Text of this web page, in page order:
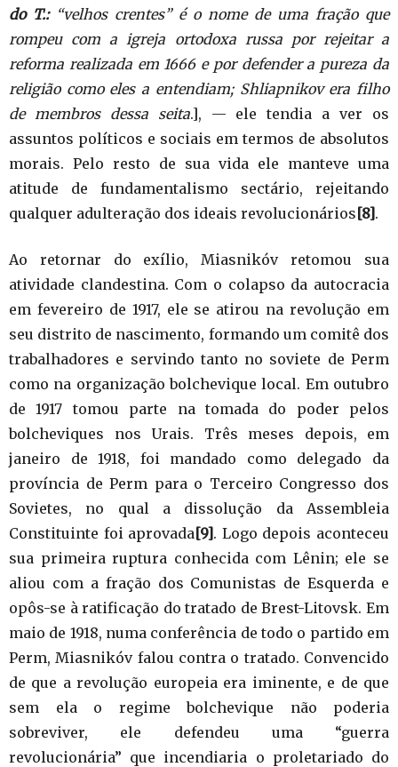
do T.:“velhos crentes” é o nome de uma fração que
rompeu com a igreja ortodoxa russa por rejeitar a
reforma realizada em 1666 e por defender a pureza da
religião como eles a entendiam; Shliapnikov era filho
de membros dessa seita.], — ele tendia a ver os
assuntos políticos e sociais em termos de absolutos
morais. Pelo resto de sua vida ele manteve uma
atitude de fundamentalismo sectário, rejeitando
qualquer adulteração dos ideais revolucionários[8].
Ao retornar do exílio, Miasnikóv retomou sua
atividade clandestina. Com o colapso da autocracia
em fevereiro de 1917, ele se atirou na revolução em
seu distrito de nascimento, formando um comitê dos
trabalhadores e servindo tanto no soviete de Perm
como na organização bolchevique local. Em outubro
de 1917 tomou parte na tomada do poder pelos
bolcheviques nos Urais. Três meses depois, em
janeiro de 1918, foi mandado como delegado da
província de Perm para o Terceiro Congresso dos
Sovietes, no qual a dissolução da Assembleia
Constituinte foi aprovada[9]. Logo depois aconteceu
sua primeira ruptura conhecida com Lênin; ele se
aliou com a fração dos Comunistas de Esquerda e
opôs-se à ratificação do tratado de Brest-Litovsk. Em
maio de 1918, numa conferência de todo o partido em
Perm, Miasnikóv falou contra o tratado. Convencido
de que a revolução europeia era iminente, e de que
sem ela o regime bolchevique não poderia
sobreviver, ele defendeu uma “guerra
revolucionária” que incendiaria o proletariado do